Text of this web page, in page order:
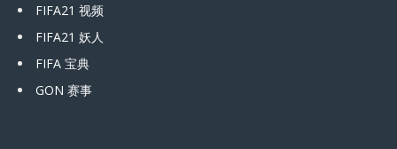
FIFA21 视频
FIFA21 妖人
FIFA 宝典
GON 赛事